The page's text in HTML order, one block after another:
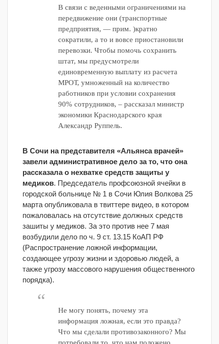
В связи с веденными ограничениями на
передвижение они (транспортные
предприятия, — прим. )кратно
сократили, а то и вовсе приостановили
перевозки. Чтобы помочь сохранить
штат, мы предусмотрели
единовременную выплату из расчета
МРОТ, умноженный на количество
работников при условии сохранения
90% сотрудников, – рассказал министр
экономики Краснодарского края
Александр Руппель.
В Сочи на представителя «Альянса врачей»
завели административное дело за то, что она
рассказала о нехватке средств защиты у
медиков. Председатель профсоюзной ячейки в
городской больнице № 1 в Сочи Юлия Волкова 25
марта опубликовала в твиттере видео, в котором
пожаловалась на отсутствие должных средств
зашиты у медиков. За это против нее 7 мая
возбудили дело по ч. 9 ст. 13.15 КоАП РФ
(Распространение ложной информации,
создающее угрозу жизни и здоровью людей, а
также угрозу массового нарушения общественного
порядка).
Не могу понять, почему эта
информация ложная, если это правда?
Что мы сделали противозаконного? Мы